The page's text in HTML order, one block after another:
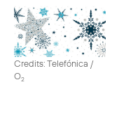
Credits: Telefónica /
O2